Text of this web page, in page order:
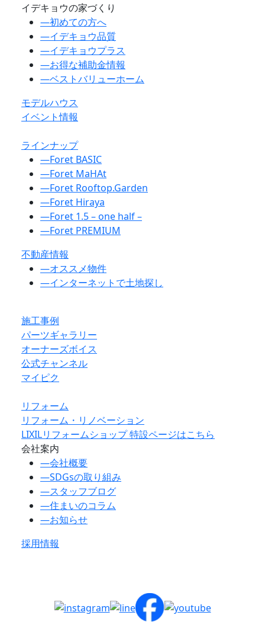
イデキョウの家づくり
―初めての方へ
―イデキョウ品質
―イデキョウプラス
―お得な補助金情報
―ベストバリューホーム
モデルハウス
イベント情報
ラインナップ
―Foret BASIC
―Foret MaHAt
―Foret Rooftop.Garden
―Foret Hiraya
―Foret 1.5 – one half –
―Foret PREMIUM
不動産情報
―オススメ物件
―インターネットで土地探し
施工事例
パーツギャラリー
オーナーズボイス
公式チャンネル
マイピク
リフォーム
リフォーム・リノベーション
LIXILリフォームショップ 特設ページはこちら
会社案内
―会社概要
―SDGsの取り組み
―スタッフブログ
―住まいのコラム
―お知らせ
採用情報